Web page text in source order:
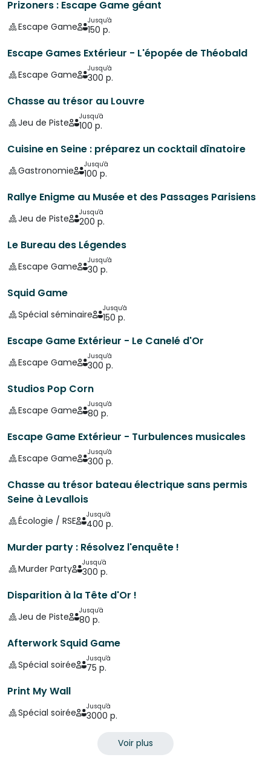
Prizoners : Escape Game géant
Escape Game
Jusqu'à
150 p.
Escape Games Extérieur - L'épopée de Théobald
Escape Game
Jusqu'à
300 p.
Chasse au trésor au Louvre
Jeu de Piste
Jusqu'à
100 p.
Cuisine en Seine : préparez un cocktail dînatoire
Gastronomie
Jusqu'à
100 p.
Rallye Enigme au Musée et des Passages Parisiens
Jeu de Piste
Jusqu'à
200 p.
Le Bureau des Légendes
Escape Game
Jusqu'à
30 p.
Squid Game
Spécial séminaire
Jusqu'à
150 p.
Escape Game Extérieur - Le Canelé d'Or
Escape Game
Jusqu'à
300 p.
Studios Pop Corn
Escape Game
Jusqu'à
80 p.
Escape Game Extérieur - Turbulences musicales
Escape Game
Jusqu'à
300 p.
Chasse au trésor bateau électrique sans permis
Seine à Levallois
Écologie / RSE
Jusqu'à
400 p.
Murder party : Résolvez l'enquête !
Murder Party
Jusqu'à
300 p.
Disparition à la Tête d'Or !
Jeu de Piste
Jusqu'à
80 p.
Afterwork Squid Game
Spécial soirée
Jusqu'à
75 p.
Print My Wall
Spécial soirée
Jusqu'à
3000 p.
Voir plus